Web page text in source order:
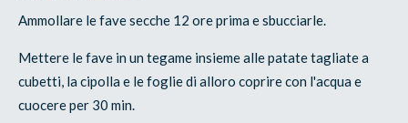
Ammollare le fave secche 12 ore prima e sbucciarle.
Mettere le fave in un tegame insieme alle patate tagliate a
cubetti, la cipolla e le foglie di alloro coprire con l'acqua e
cuocere per 30 min.